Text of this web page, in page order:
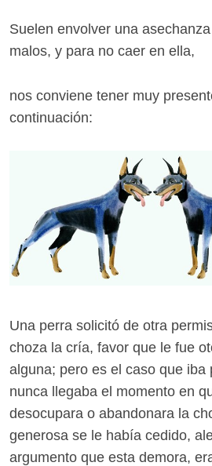
Suelen envolver una
malos, y para no caer en ella,
nos conviene tener muy
continuación:
Una perra solicitó de otra
choza la cría, favor que le fue
alguna; pero es el caso que iba
nunca llegaba el momento en
desocupara o abandonara la
generosa se le había cedido,
argumento que esta demora,